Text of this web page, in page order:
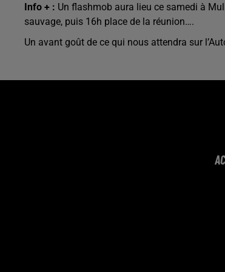
Info + : Un flashmob aura lieu ce samedi à
sauvage, puis 16h place de la réunion….
Un avant goût de ce qui nous attendra sur